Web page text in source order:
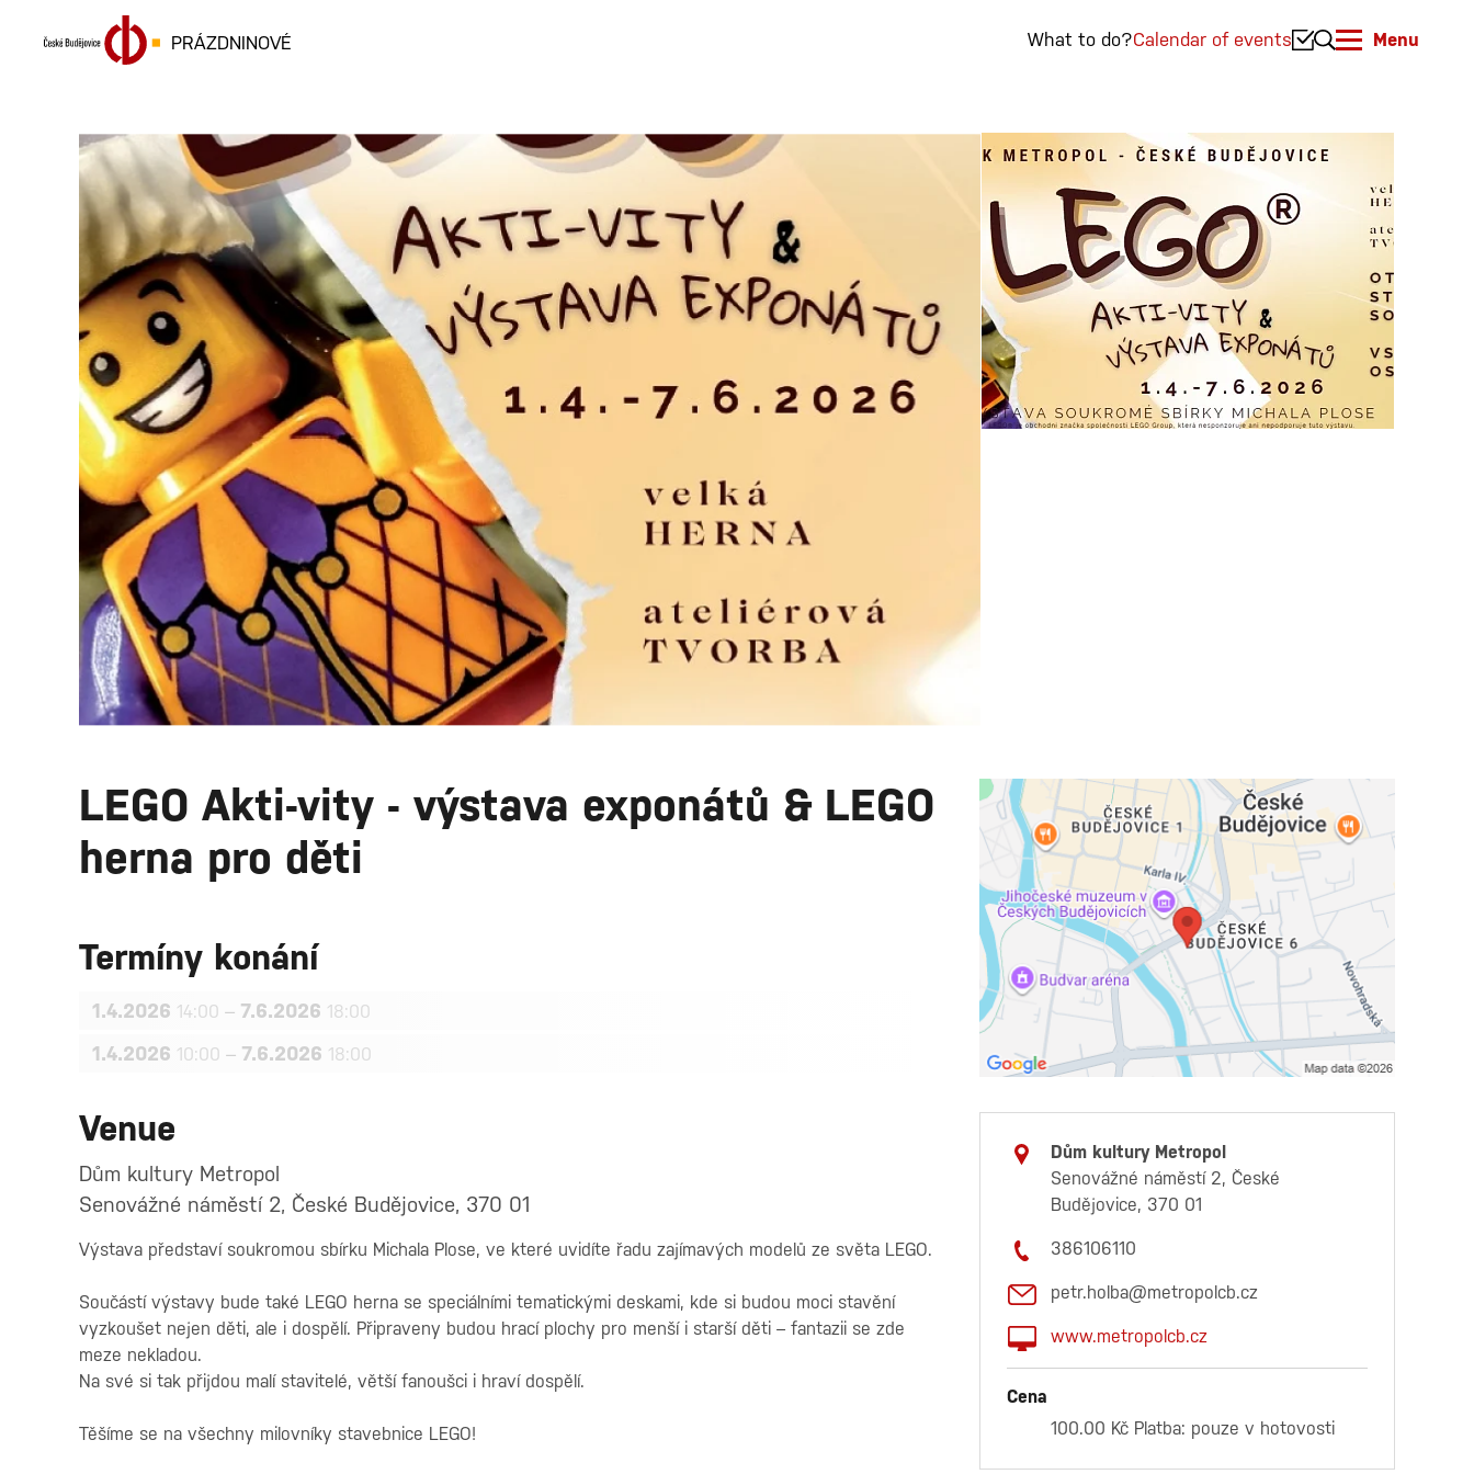
PRÁZDNINOVÉ What to do?Calendar of events Menu
LEGO Akti-vity - výstava exponátů & LEGO
herna pro děti
Termíny konání
1.4.2026 14:00 – 7.6.2026 18:00
1.4.2026 10:00 – 7.6.2026 18:00
Venue
Dům kultury Metropol
Senovážné náměstí 2, České Budějovice, 370 01
Výstava představí soukromou sbírku Michala Plose, ve které uvidíte řadu zajímavých modelů ze světa LEGO.
Součástí výstavy bude také LEGO herna se speciálními tematickými deskami, kde si budou moci stavění
vyzkoušet nejen děti, ale i dospělí. Připraveny budou hrací plochy pro menší i starší děti – fantazii se zde
meze nekladou.
Na své si tak přijdou malí stavitelé, větší fanoušci i hraví dospělí.
Těšíme se na všechny milovníky stavebnice LEGO!
Dům kultury Metropol
Senovážné náměstí 2, České
Budějovice, 370 01
386106110
petr.holba@metropolcb.cz
www.metropolcb.cz
Cena
100.00 Kč Platba: pouze v hotovosti